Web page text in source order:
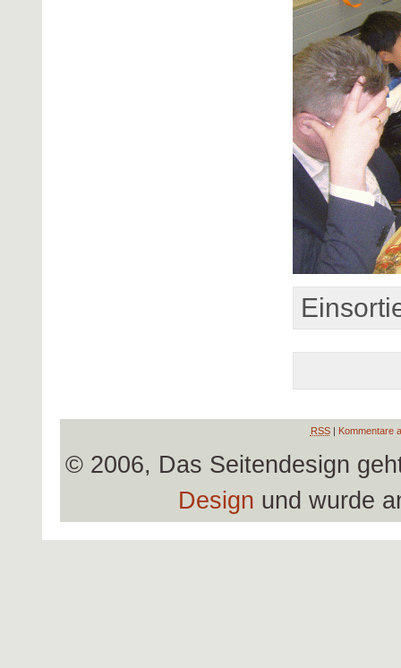
RSS| Kommentare
© 2006, Das Seitendesign
Design und wurde